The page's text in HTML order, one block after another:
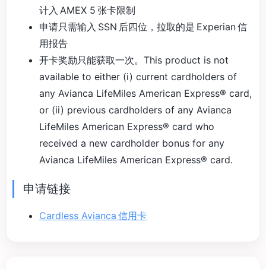
计入 AMEX 5 张卡限制
申请只需输入 SSN 后四位，拉取的是 Experian 信
用报告
开卡奖励只能获取一次。This product is not
available to either (i) current cardholders of
any Avianca LifeMiles American Express® card,
or (ii) previous cardholders of any Avianca
LifeMiles American Express® card who
received a new cardholder bonus for any
Avianca LifeMiles American Express® card.
申请链接
Cardless Avianca 信用卡